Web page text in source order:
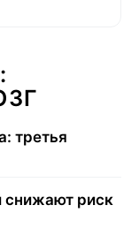
третья
снижают риск